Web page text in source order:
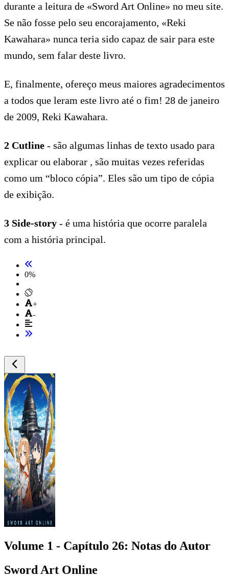
durante a leitura de «Sword Art Online» no meu site.
Se não fosse pelo seu encorajamento, «Reki
Kawahara» nunca teria sido capaz de sair para este
mundo, sem falar deste livro.
E, finalmente, ofereço meus maiores agradecimentos
a todos que leram este livro até o fim! 28 de janeiro
de 2009, Reki Kawahara.
2 Cutline - são algumas linhas de texto usado para
explicar ou elaborar , são muitas vezes referidas
como um “bloco cópia”. Eles são um tipo de cópia
de exibição.
3 Side-story - é uma história que ocorre paralela
com a história principal.
0%
+
-
Volume 1 - Capítulo 26: Notas do Autor
Sword Art Online